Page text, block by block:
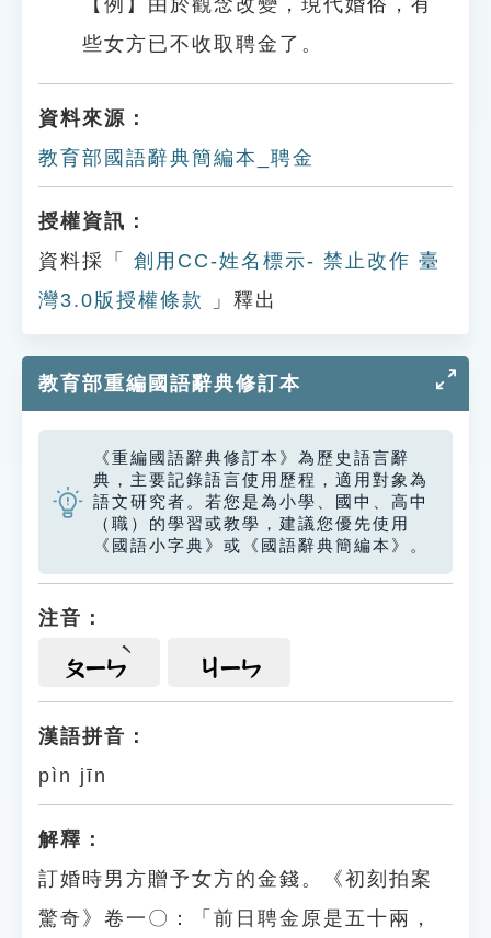
【例】由於觀念改變，現代婚俗，有
些女方已不收取聘金了。
資料來源：
教育部國語辭典簡編本_聘金
授權資訊：
資料採「
創用CC-姓名標示- 禁止改作 臺
灣3.0版授權條款
」釋出
教育部重編國語辭典修訂本
《重編國語辭典修訂本》為歷史語言辭
典，主要記錄語言使用歷程，適用對象為
語文研究者。若您是為小學、國中、高中
（職）的學習或教學，建議您優先使用
《國語小字典》或《國語辭典簡編本》。
注音：
ㄆㄧㄣ ㄐㄧㄣ
漢語拼音：
pìn jīn
解釋：
訂婚時男方贈予女方的金錢。《初刻拍案
驚奇》卷一〇：「前日聘金原是五十兩，